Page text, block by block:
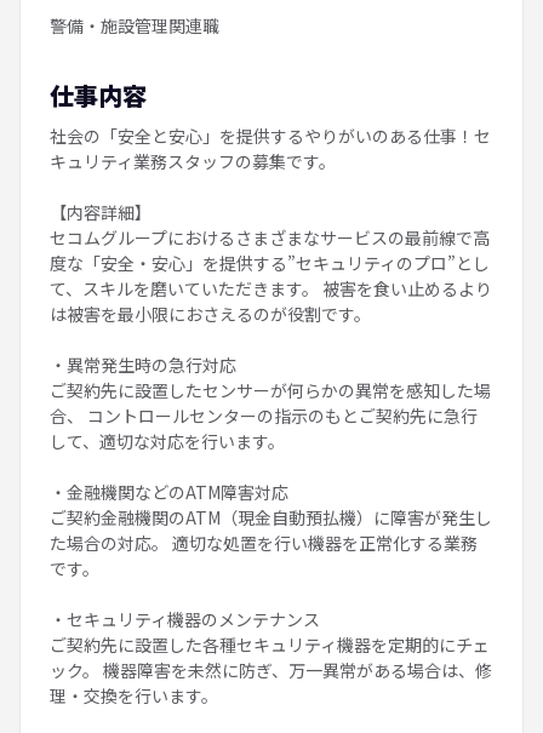
警備・施設管理関連職
仕事内容
社会の「安全と安心」を提供するやりがいのある仕事！セ
キュリティ業務スタッフの募集です。
【内容詳細】
セコムグループにおけるさまざまなサービスの最前線で高
度な「安全・安心」を提供する”セキュリティのプロ”とし
て、スキルを磨いていただきます。 被害を食い止めるより
は被害を最小限におさえるのが役割です。
・異常発生時の急行対応
ご契約先に設置したセンサーが何らかの異常を感知した場
合、 コントロールセンターの指示のもとご契約先に急行
して、適切な対応を行います。
・金融機関などのATM障害対応
ご契約金融機関のATM（現金自動預払機）に障害が発生し
た場合の対応。 適切な処置を行い機器を正常化する業務
です。
・セキュリティ機器のメンテナンス
ご契約先に設置した各種セキュリティ機器を定期的にチェ
ック。 機器障害を未然に防ぎ、万一異常がある場合は、修
理・交換を行います。